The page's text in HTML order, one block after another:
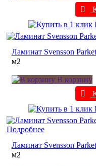
Ламинат Svensson
м2
В корзину
Подробнее
Ламинат Svensson
м2